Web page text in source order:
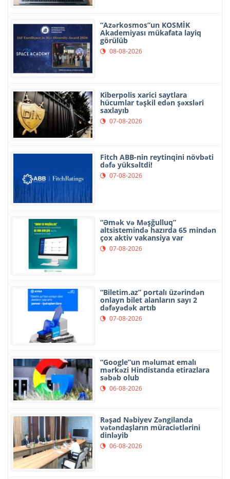
“Azərkosmos”un KOSMİK
Akademiyası mükafata layiq
görülüb
08-08-2026
Kiberpolis xarici saytlara
hücumlar təşkil edən şəxsləri
saxlayıb
07-08-2026
Fitch ABB-nin reytinqini növbəti
dəfə yüksəltdi!
07-08-2026
“Əmək və Məşğulluq”
altsistemində hazırda 65 mindən
çox aktiv vakansiya var
07-08-2026
“Biletim.az” portalı üzərindən
onlayn bilet alanların sayı 2
dəfəyədək artıb
07-08-2026
“Google”un məlumat emalı
mərkəzi Hindistanda etirazlara
səbəb olub
06-08-2026
Rəşad Nəbiyev Zəngilanda
vətəndaşların müraciətlərini
dinləyib
06-08-2026